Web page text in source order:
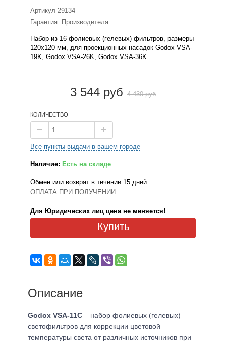
Артикул 29134
Гарантия: Производителя
Набор из 16 фолиевых (гелевых) фильтров, размеры
120х120 мм, для проекционных насадок Godox VSA-
19K, Godox VSA-26K, Godox VSA-36K
3 544 руб 4 430 руб
КОЛИЧЕСТВО
Все пункты выдачи в вашем городе
Наличие: Есть на складе
Обмен или возврат в течении 15 дней
ОПЛАТА ПРИ ПОЛУЧЕНИИ
Для Юридических лиц цена не меняется!
Купить
Описание
Godox VSA-11C – набор фолиевых (гелевых)
светофильтров для коррекции цветовой
температуры света от различных источников при